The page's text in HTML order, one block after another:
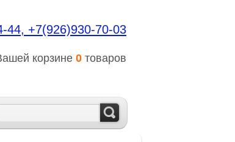
44, +7(926)930-70-03
корзине 0 товаров